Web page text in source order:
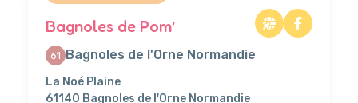
Bagnoles de Pom’
61 Bagnoles de l'Orne Normandie
La Noé Plaine
61140 Bagnoles de l'Orne Normandie